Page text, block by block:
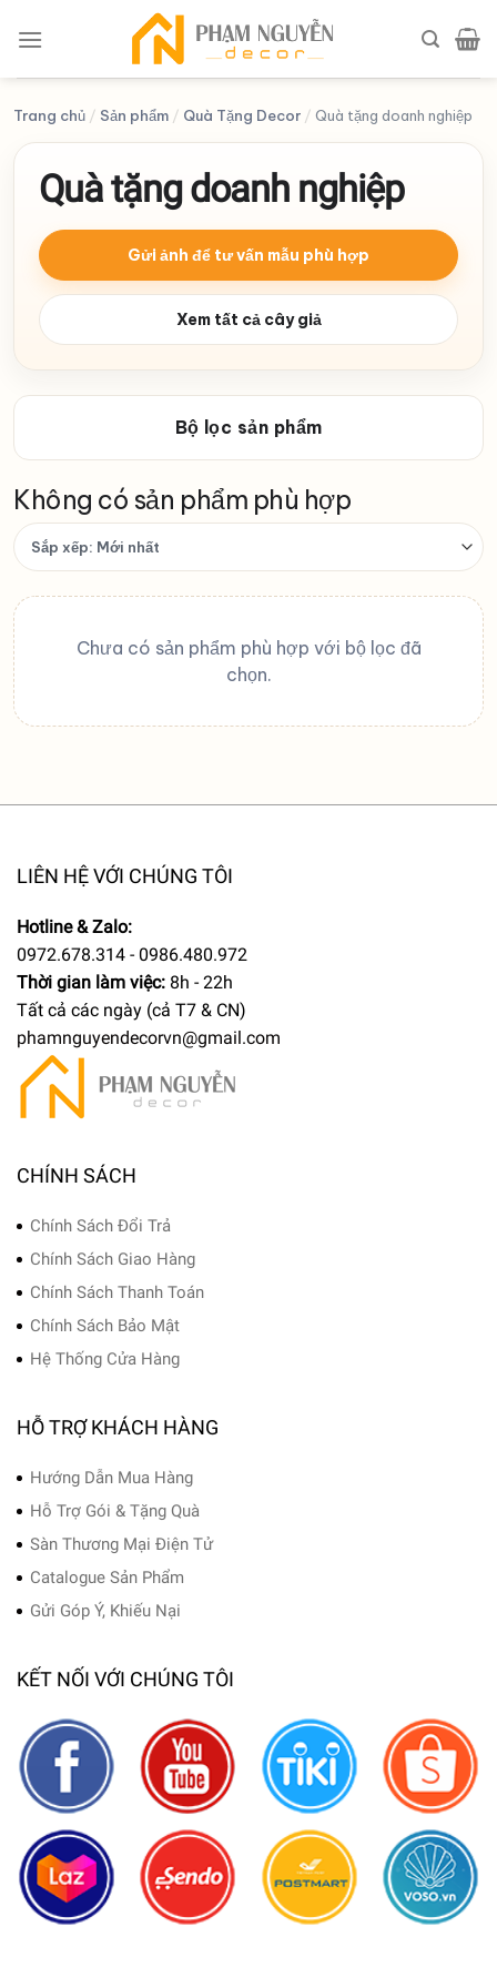
Trang chủ / Sản phẩm / Quà Tặng Decor / Quà tặng doanh nghiệp
Quà tặng doanh nghiệp
Gửi ảnh để tư vấn mẫu phù hợp
Xem tất cả cây giả
Bộ lọc sản phẩm
Không có sản phẩm phù hợp
Sắp
xếp
phẩm
Chưa có sản phẩm phù hợp với bộ lọc đã
chọn.
LIÊN HỆ VỚI CHÚNG TÔI
Hotline & Zalo:
0972.678.314 - 0986.480.972
Thời gian làm việc: 8h - 22h
Tất cả các ngày (cả T7 & CN)
phamnguyendecorvn@gmail.com
CHÍNH SÁCH
Chính Sách Đổi Trả
Chính Sách Giao Hàng
Chính Sách Thanh Toán
Chính Sách Bảo Mật
Hệ Thống Cửa Hàng
HỖ TRỢ KHÁCH HÀNG
Hướng Dẫn Mua Hàng
Hỗ Trợ Gói & Tặng Quà
Sàn Thương Mại Điện Tử
Catalogue Sản Phẩm
Gửi Góp Ý, Khiếu Nại
KẾT NỐI VỚI CHÚNG TÔI